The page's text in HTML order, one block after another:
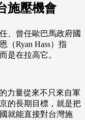
施壓機會
、曾任歐巴馬政府國
（Ryan Hass）指
是在拉高它。
力量從來不只來自軍
的長期目標，就是把
就能直接對台灣施